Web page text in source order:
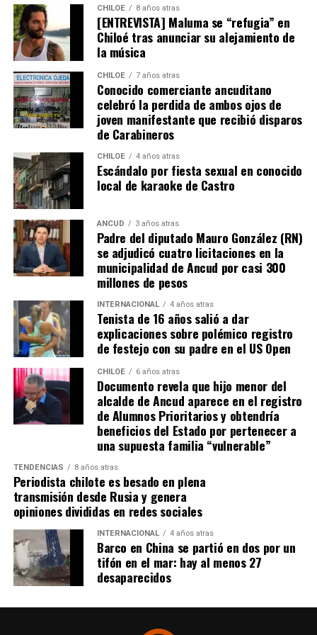
93% más de fondos en igual periodo. También se
subrayan inversiones emblemáticas en la región, como
la construcción de nuevos edificios consistoriales en
Chaitén y Dalcahue, ambos financiados en un 60% por
la Subdere, con más de 5.900 millones de pesos y 4.400
millones de pesos, respectivamente.
La minuta afirma que estos avances reflejan una apuesta
por la equidad territorial, y que se continuará apoyando
a las comunas con mayores necesidades, aunque en la
práctica, los alcaldes coinciden en que el actual
escenario genera incertidumbre y podría traducirse en
la paralización de iniciativas prioritarias para el
desarrollo local.
“Seguimos trabajando con esperanza, pero sin
, concluyó el alcalde de Quemchi, reflejando el
sentimiento generalizado entre los ediles de Chiloé ante
la disminución de recursos provenientes de la Subdere.
CHILOE 8 años atras
[ENTREVISTA] Maluma se “refugia” en
Chiloé tras anunciar su alejamiento de
la música
CHILOE 7 años atras
Conocido comerciante ancuditano
celebró la perdida de ambos ojos de
joven manifestante que recibió disparos
de Carabineros
CHILOE 4 años atras
Escándalo por fiesta sexual en conocido
local de karaoke de Castro
ANCUD 3 años atras
Padre del diputado Mauro González (RN)
se adjudicó cuatro licitaciones en la
municipalidad de Ancud por casi 300
millones de pesos
INTERNACIONAL 4 años atras
Tenista de 16 años salió a dar
explicaciones sobre polémico registro
de festejo con su padre en el US Open
CHILOE 6 años atras
Documento revela que hijo menor del
alcalde de Ancud aparece en el registro
de Alumnos Prioritarios y obtendría
beneficios del Estado por pertenecer a
una supuesta familia “vulnerable”
TENDENCIAS 8 años atras
Periodista chilote es besado en plena
transmisión desde Rusia y genera
opiniones divididas en redes sociales
INTERNACIONAL 4 años atras
Barco en China se partió en dos por un
tifón en el mar: hay al menos 27
desaparecidos